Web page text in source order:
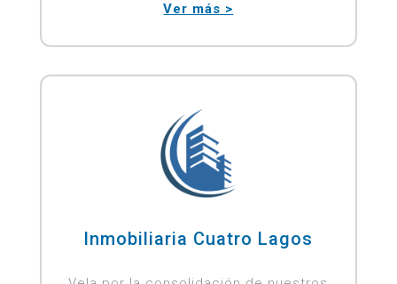
Ver más >
Inmobiliaria Cuatro Lagos